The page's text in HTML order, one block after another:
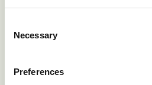
Selection
Necessary
Preferences
VBN code
Download als PDF